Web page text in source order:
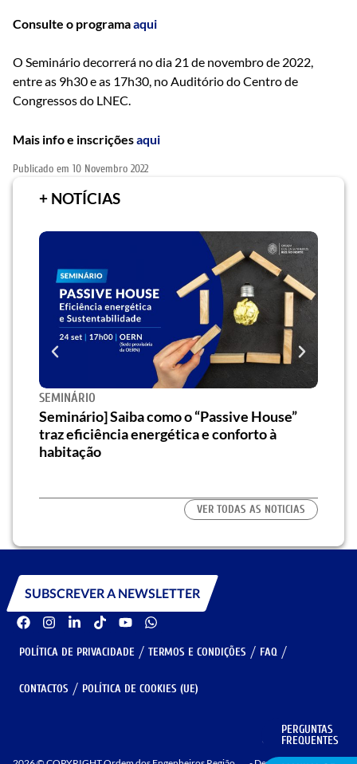
Consulte o programaaqui
O Seminário decorrerá no dia 21 de novembro de 2022,
entre as 9h30 e as 17h30, no Auditório do Centro de
Congressos do LNEC.
Mais info e inscriçõesaqui
Publicado em 10 Novembro 2022
+ NOTÍCIAS
SEMINÁRIO
Seminário] Saiba como o “Passive House”
traz eficiência energética e conforto à
habitação
VER TODAS AS NOTICIAS
PERGUNTAS
FREQUENTES
SUBSCREVER A NEWSLETTER
POLÍTICA DE PRIVACIDADE TERMOS E CONDIÇÕES FAQ
CONTACTOS POLÍTICA DE COOKIES (UE)
GERIR COOKIES